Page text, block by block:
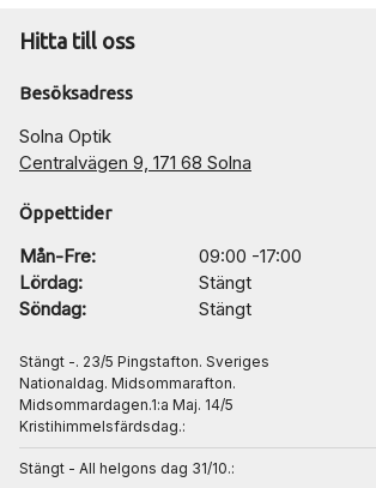
Hitta till oss
Besöksadress
Solna Optik
Centralvägen 9, 171 68 Solna
Öppettider
Mån-Fre:
09:00 -17:00
Lördag:
Stängt
Söndag:
Stängt
Stängt -. 23/5 Pingstafton. Sveriges
Nationaldag. Midsommarafton.
Midsommardagen.1:a Maj. 14/5
Kristihimmelsfärdsdag.:
Stängt - All helgons dag 31/10.: